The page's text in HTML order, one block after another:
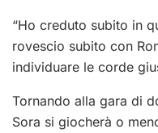
“Ho creduto subito in
rovescio subito con
individuare le corde
Tornando alla gara di
Sora si giocherà o